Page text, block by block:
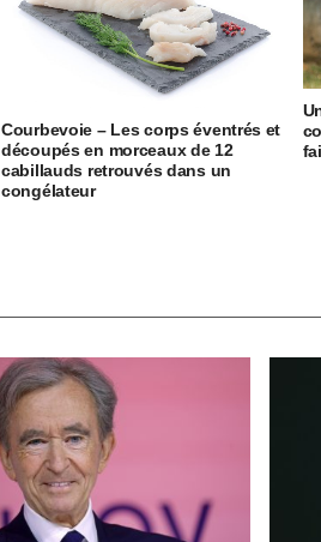
Courbevoie – Les corps éventrés et
découpés en morceaux de 12
cabillauds retrouvés dans un
congélateur